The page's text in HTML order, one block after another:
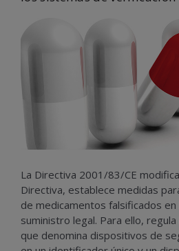
La Directiva 2001/83/CE
Directiva, establece medidas
de medicamentos falsificados en
suministro legal. Para ello,
que denomina dispositivos de